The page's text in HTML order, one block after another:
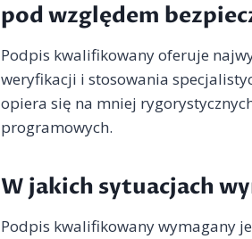
pod względem
Podpis kwalifikowany oferuje
weryfikacji i stosowania
opiera się na mniej
programowych.
W jakich sytuacjach
Podpis kwalifikowany wymagany